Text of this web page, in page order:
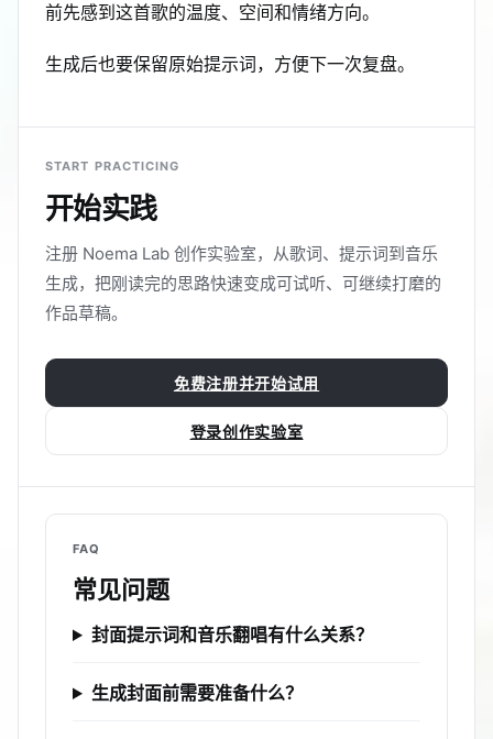
前先感到这首歌的温度、空间和情绪方向。
生成后也要保留原始提示词，方便下一次复盘。
START PRACTICING
开始实践
注册 Noema Lab 创作实验室，从歌词、提示词到音乐
生成，把刚读完的思路快速变成可试听、可继续打磨的
作品草稿。
免费注册并开始试用
登录创作实验室
FAQ
常见问题
封面提示词和音乐翻唱有什么关系？
生成封面前需要准备什么？